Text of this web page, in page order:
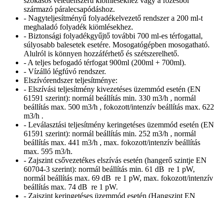
származó páralecsapódáshoz.
- Nagyteljesítményű folyadékelvezető rendszer a 200 ml-t
meghaladó folyadék kiömlésekhez.
- Biztonsági folyadékgyűjtő további 700 ml-es térfogattal,
súlyosabb balesetek esetére. Mosogatógépben mosogatható.
Alulról is könnyen hozzáférhető és szétszerelhető.
- A teljes befogadó térfogat 900ml (200ml + 700ml).
- Vízálló légfúvó rendszer.
Elszívórendszer teljesítménye:
- Elszívási teljesítmény kivezetéses üzemmód esetén (EN
61591 szerint): normál beállítás min. 330 m3/h , normál
beállítás max. 500 m3/h , fokozott/intenzív beállítás max. 622
m3/h .
- Leválasztási teljesítmény keringetéses üzemmód esetén (EN
61591 szerint): normál beállítás min. 252 m3/h , normál
beállítás max. 441 m3/h , max. fokozott/intenzív beállítás
max. 595 m3/h.
- Zajszint csővezetékes elszívás esetén (hangerő szintje EN
60704-3 szerint): normál beállítás min. 61 dB re 1 pW,
normál beállítás max. 69 dB re 1 pW, max. fokozott/intenzív
beállítás max. 74 dB re 1 pW.
- Zajszint keringetéses üzemmód esetén (Hangszint EN